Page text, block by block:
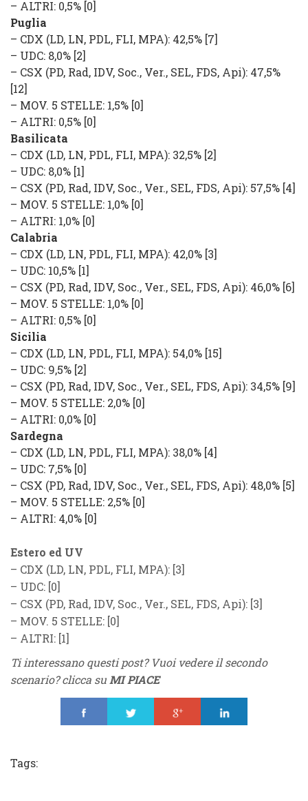
– ALTRI: 0,5% [0]
Puglia
– CDX (LD, LN, PDL, FLI, MPA): 42,5% [7]
– UDC: 8,0% [2]
– CSX (PD, Rad, IDV, Soc., Ver., SEL, FDS, Api): 47,5%
[12]
– MOV. 5 STELLE: 1,5% [0]
– ALTRI: 0,5% [0]
Basilicata
– CDX (LD, LN, PDL, FLI, MPA): 32,5% [2]
– UDC: 8,0% [1]
– CSX (PD, Rad, IDV, Soc., Ver., SEL, FDS, Api): 57,5% [4]
– MOV. 5 STELLE: 1,0% [0]
– ALTRI: 1,0% [0]
Calabria
– CDX (LD, LN, PDL, FLI, MPA): 42,0% [3]
– UDC: 10,5% [1]
– CSX (PD, Rad, IDV, Soc., Ver., SEL, FDS, Api): 46,0% [6]
– MOV. 5 STELLE: 1,0% [0]
– ALTRI: 0,5% [0]
Sicilia
– CDX (LD, LN, PDL, FLI, MPA): 54,0% [15]
– UDC: 9,5% [2]
– CSX (PD, Rad, IDV, Soc., Ver., SEL, FDS, Api): 34,5% [9]
– MOV. 5 STELLE: 2,0% [0]
– ALTRI: 0,0% [0]
Sardegna
– CDX (LD, LN, PDL, FLI, MPA): 38,0% [4]
– UDC: 7,5% [0]
– CSX (PD, Rad, IDV, Soc., Ver., SEL, FDS, Api): 48,0% [5]
– MOV. 5 STELLE: 2,5% [0]
– ALTRI: 4,0% [0]
Estero ed UV
– CDX (LD, LN, PDL, FLI, MPA): [3]
– UDC: [0]
– CSX (PD, Rad, IDV, Soc., Ver., SEL, FDS, Api): [3]
– MOV. 5 STELLE: [0]
– ALTRI: [1]
Ti interessano questi post? Vuoi vedere il secondo
scenario? clicca su MI PIACE
Tags: